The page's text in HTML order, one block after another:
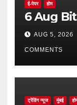
ई-पेपर होम
6
AUG 5, 2026
COMMENTS
ट्रेंडिंग न्यूज मुंबई